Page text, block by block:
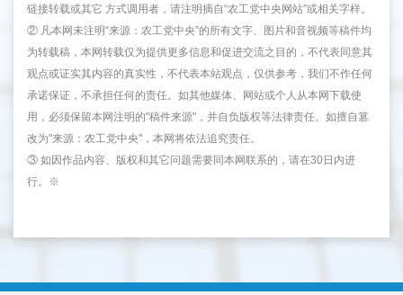
链接转载或其它 方式调用者，请注明摘自“农工党中央网站”或相关字样。
② 凡本网未注明“来源：农工党中央”的所有文字、图片和音视频等稿件均
为转载稿，本网转载仅为提供更多信息和促进交流之目的，不代表同意其
观点或证实其内容的真实性，不代表本站观点，仅供参考，我们不作任何
承诺保证，不承担任何的责任。如其他媒体、网站或个人从本网下载使
用，必须保留本网注明的"稿件来源"，并自负版权等法律责任。如擅自篡
改为"来源：农工党中央"，本网将依法追究责任。
③ 如因作品内容、版权和其它问题需要同本网联系的，请在30日内进
行。※